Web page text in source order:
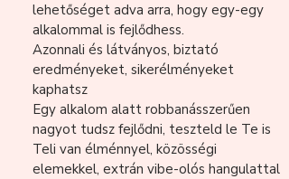
lehetőséget adva arra, hogy egy-egy
alkalommal is fejlődhess.
Azonnali és látványos, biztató
eredményeket, sikerélményeket
kaphatsz
Egy alkalom alatt robbanásszerűen
nagyot tudsz fejlődni, teszteld le Te is
Teli van élménnyel, közösségi
elemekkel, extrán vibe-olós hangulattal